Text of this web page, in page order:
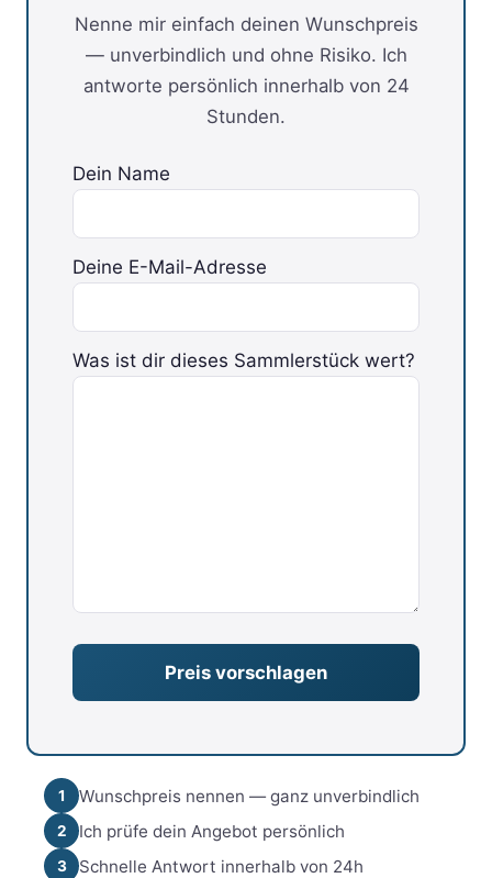
Nenne mir einfach deinen Wunschpreis
— unverbindlich und ohne Risiko. Ich
antworte persönlich innerhalb von 24
Stunden.
Dein Name
Deine E-Mail-Adresse
Bitte lasse dieses Feld leer.
Was ist dir dieses Sammlerstück wert?
1 Wunschpreis nennen — ganz unverbindlich
2 Ich prüfe dein Angebot persönlich
3 Schnelle Antwort innerhalb von 24h